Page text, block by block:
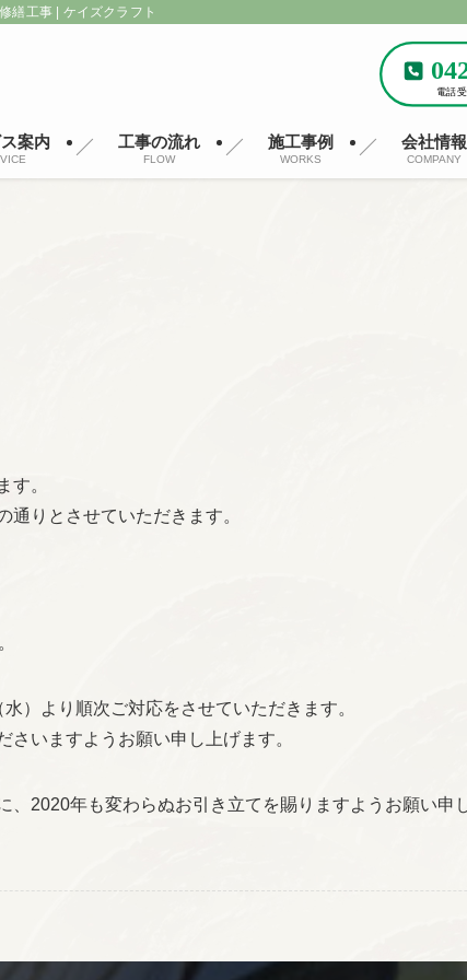
繕工事 | ケイズクラフト
案内 工事の流れ
FLOW
施工事例
WORKS
会社情報
COMPANY
す。
りとさせていただきます。
）より順次ご対応をさせていただきます。
いますようお願い申し上げます。
、2020年も変わらぬお引き立てを賜りますようお願い申